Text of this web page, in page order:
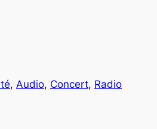
, Audio, Concert, Radio